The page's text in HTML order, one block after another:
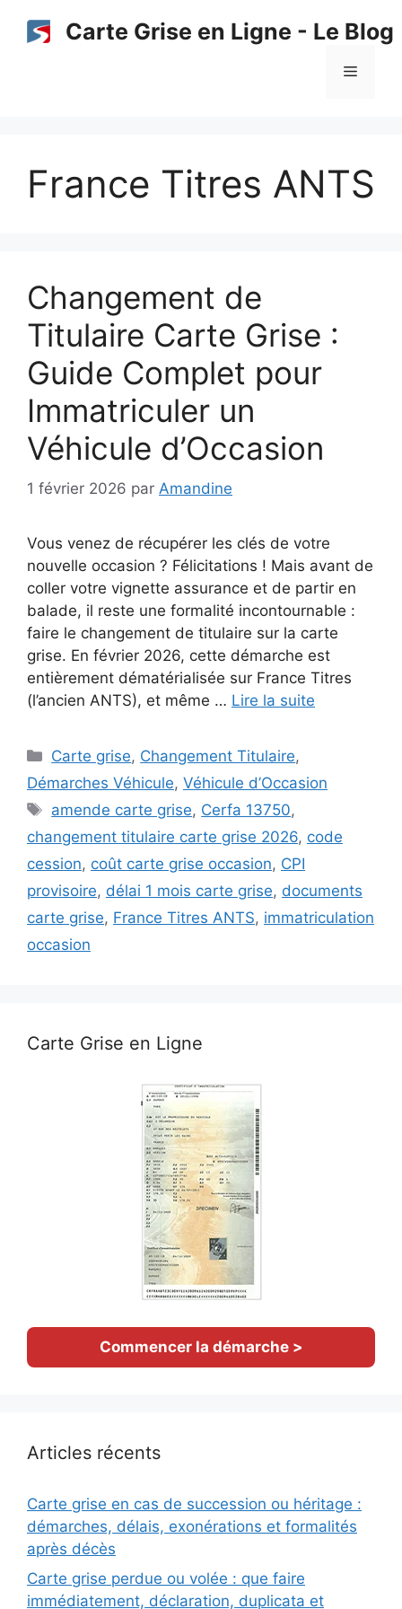
Carte Grise en Ligne - Le Blog
Menu
France Titres ANTS
Changement de
Titulaire Carte Grise :
Guide Complet pour
Immatriculer un
Véhicule d’Occasion
1 février 2026 par Amandine
Vous venez de récupérer les clés de votre
nouvelle occasion ? Félicitations ! Mais avant de
coller votre vignette assurance et de partir en
balade, il reste une formalité incontournable :
faire le changement de titulaire sur la carte
grise. En février 2026, cette démarche est
entièrement dématérialisée sur France Titres
(l’ancien ANTS), et même … Lire la suite
Catégories
Carte grise, Changement Titulaire,
Démarches Véhicule, Véhicule d’Occasion
Étiquettes
amende carte grise, Cerfa 13750,
changement titulaire carte grise 2026, code
cession, coût carte grise occasion, CPI
provisoire, délai 1 mois carte grise, documents
carte grise, France Titres ANTS, immatriculation
occasion
Carte Grise en Ligne
Commencer la démarche >
Articles récents
Carte grise en cas de succession ou héritage :
démarches, délais, exonérations et formalités
après décès
Carte grise perdue ou volée : que faire
immédiatement, déclaration, duplicata et